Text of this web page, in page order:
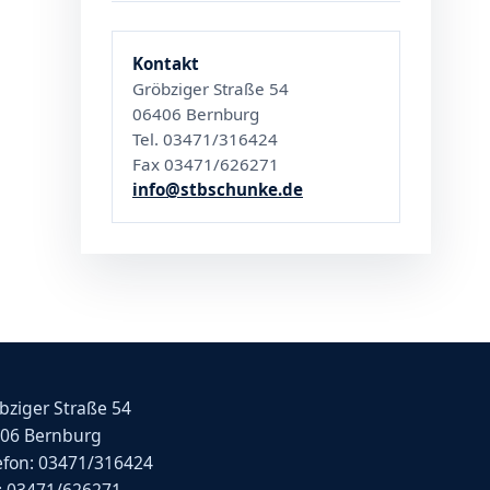
Kontakt
Gröbziger Straße 54
06406 Bernburg
Tel. 03471/316424
Fax 03471/626271
info@stbschunke.de
Straße 54
Bernburg
03471/316424